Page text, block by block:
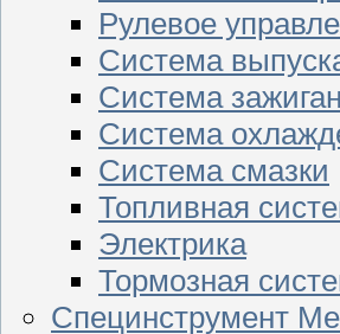
Рулевое
Система
Система
Система
Система смазки
Топливная
Электрика
Тормозная
Специнструмент